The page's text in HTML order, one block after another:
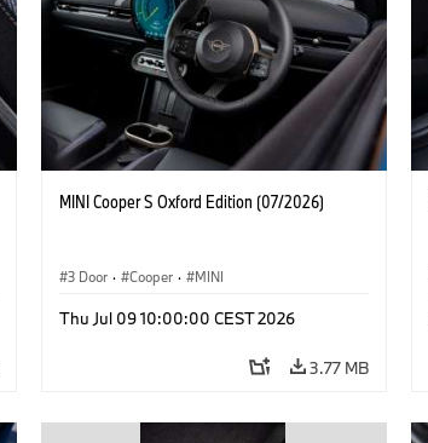
MINI Cooper S Oxford Edition (07/2026)
3 Door · Cooper · MINI
Thu Jul 09 10:00:00 CEST 2026
3.77 MB